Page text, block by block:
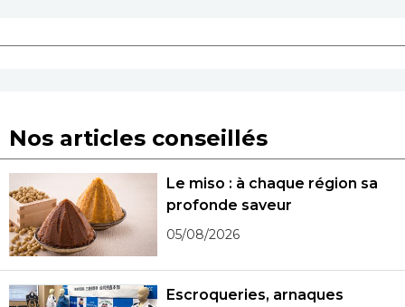
Nos articles conseillés
Le miso : à chaque région sa
profonde saveur
05/08/2026
Escroqueries, arnaques